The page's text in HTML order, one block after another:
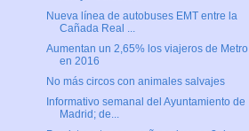
Nueva línea de autobuses EMT entre la
Cañada Real ...
Aumentan un 2,65% los viajeros de Metro
en 2016
No más circos con animales salvajes
Informativo semanal del Ayuntamiento de
Madrid; de...